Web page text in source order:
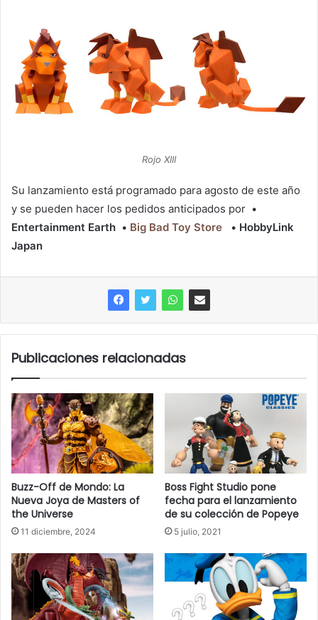
Rojo XIII
Su lanzamiento está programado para agosto de este año
y se pueden hacer los pedidos anticipados por •
Entertainment Earth • Big Bad Toy Store • HobbyLink
Japan
Publicaciones relacionadas
Buzz-Off de Mondo: La
Nueva Joya de Masters of
the Universe
11 diciembre, 2024
Boss Fight Studio pone
fecha para el lanzamiento
de su colección de Popeye
5 julio, 2021